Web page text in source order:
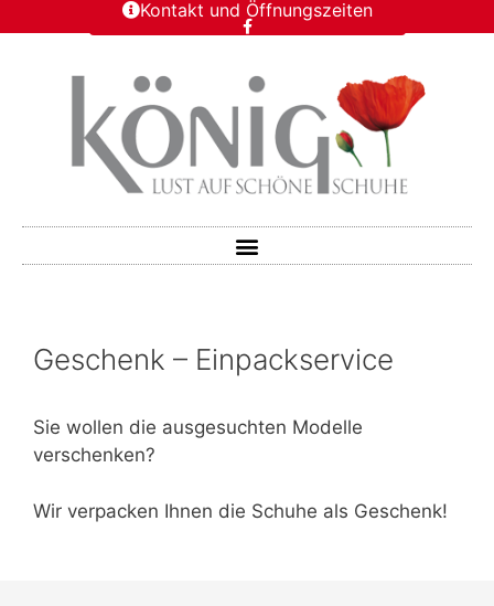
Kontakt und Öffnungszeiten
Geschenk – Einpackservice
Sie wollen die ausgesuchten Modelle
verschenken?
Wir verpacken Ihnen die Schuhe als Geschenk!